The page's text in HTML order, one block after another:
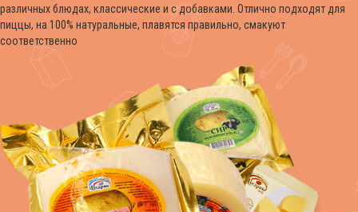
различных блюдах, классические и с добавками. Отлично подходят для
пиццы, на 100% натуральные, плавятся правильно, смакуют
соответственно